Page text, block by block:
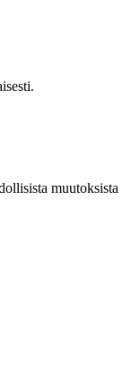
muutoksista